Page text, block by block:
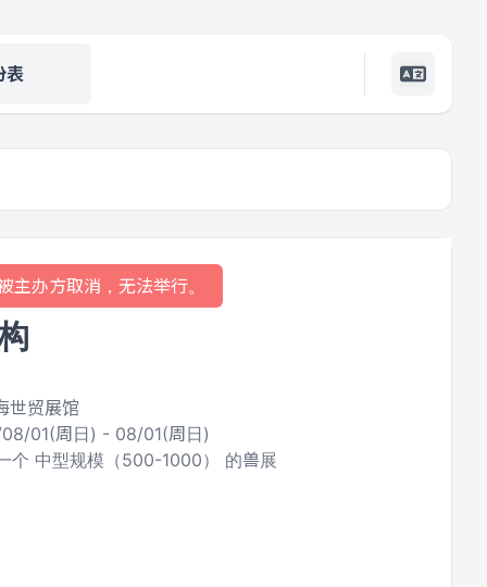
表
主办方取消，无法举行。
世贸展馆
01(周日) - 08/01(周日)
个 中型规模（500-1000） 的兽展